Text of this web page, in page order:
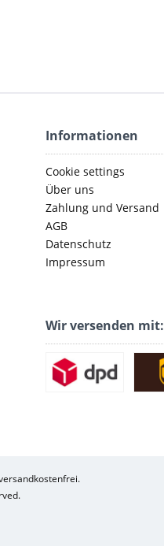
Informationen
Cookie settings
Über uns
Zahlung und Versand
AGB
Datenschutz
Impressum
Wir versenden mit: